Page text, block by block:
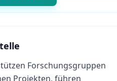
Forschungsgruppen
Projekten, führen